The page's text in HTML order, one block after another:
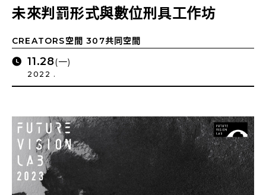
未來判罰形式與數位刑具工作坊
CREATORS空間 307共同空間
11.28(一)
2022 .